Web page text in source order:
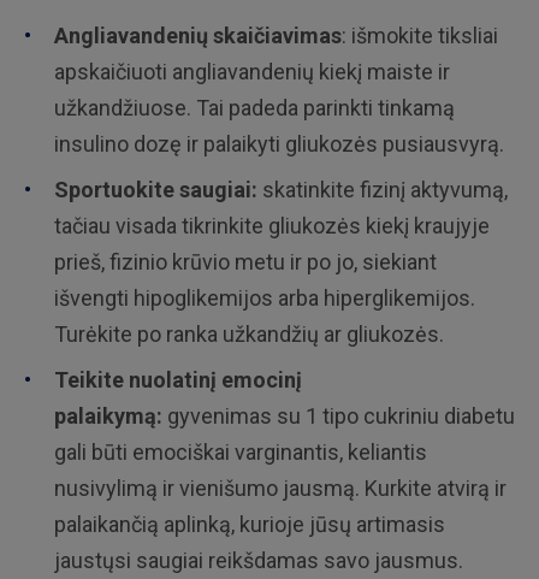
Angliavandenių skaičiavimas: išmokite tiksliai
apskaičiuoti angliavandenių kiekį maiste ir
užkandžiuose. Tai padeda parinkti tinkamą
insulino dozę ir palaikyti gliukozės pusiausvyrą.
Sportuokite saugiai: skatinkite fizinį aktyvumą,
tačiau visada tikrinkite gliukozės kiekį kraujyje
prieš, fizinio krūvio metu ir po jo, siekiant
išvengti hipoglikemijos arba hiperglikemijos.
Turėkite po ranka užkandžių ar gliukozės.
Teikite nuolatinį emocinį
palaikymą: gyvenimas su 1 tipo cukriniu diabetu
gali būti emociškai varginantis, keliantis
nusivylimą ir vienišumo jausmą. Kurkite atvirą ir
palaikančią aplinką, kurioje jūsų artimasis
jaustųsi saugiai reikšdamas savo jausmus.